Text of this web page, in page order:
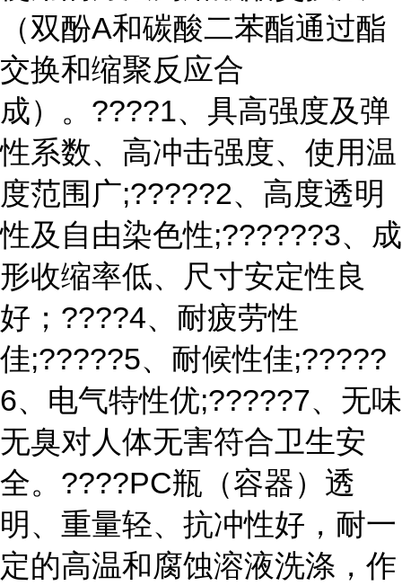
（双酚A和碳酸二苯酯通过酯
交换和缩聚反应合
成）。????1、具高强度及弹
性系数、高冲击强度、使用温
度范围广;?????2、高度透明
性及自由染色性;??????3、成
形收缩率低、尺寸安定性良
好；????4、耐疲劳性
佳;?????5、耐候性佳;?????
6、电气特性优;?????7、无味
无臭对人体无害符合卫生安
全。????PC瓶（容器）透
明、重量轻、抗冲性好，耐一
定的高温和腐蚀溶液洗涤，作